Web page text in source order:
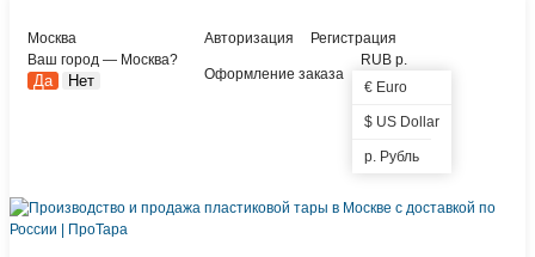
Москва
Ваш город — Москва?
Авторизация Регистрация
Оформление заказа
RUB р.
€ Euro
$ US Dollar
р. Рубль